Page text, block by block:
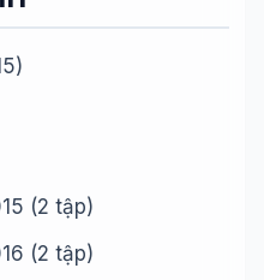
(2 tập)
(2 tập)